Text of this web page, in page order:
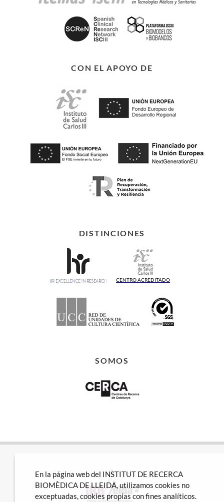
CON EL APOYO DE
DISTINCIONES
CENTRO ACREDITADO
SOMOS
En la página web del INSTITUT DE RECERCA
BIOMÈDICA DE LLEIDA, utilizamos cookies no
exceptuadas, cookies propias con fines analíticos.